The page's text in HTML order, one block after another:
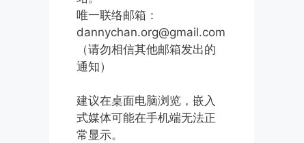
唯一联络邮箱：
dannychan.org@gmail.com
（请勿相信其他邮箱发出的
通知）
建议在桌面电脑浏览，嵌入
式媒体可能在手机端无法正
常显示。